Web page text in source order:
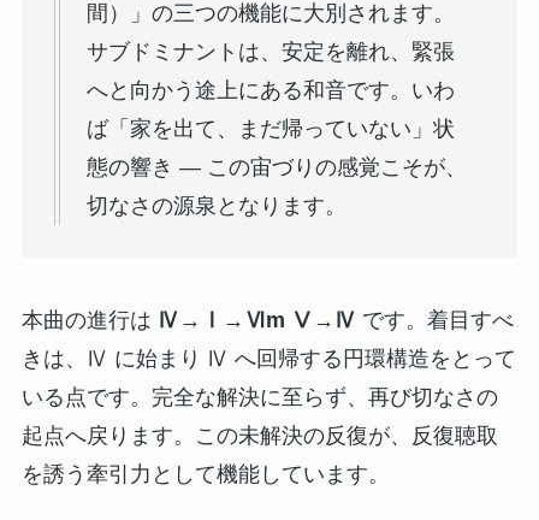
間）」の三つの機能に大別されます。
サブドミナントは、安定を離れ、緊張
へと向かう途上にある和音です。いわ
ば「家を出て、まだ帰っていない」状
態の響き ― この宙づりの感覚こそが、
切なさの源泉となります。
本曲の進行は Ⅳ→Ⅰ→Ⅵm Ⅴ→Ⅳ です。着目すべ
きは、Ⅳ に始まり Ⅳ へ回帰する円環構造をとって
いる点です。完全な解決に至らず、再び切なさの
起点へ戻ります。この未解決の反復が、反復聴取
を誘う牽引力として機能しています。